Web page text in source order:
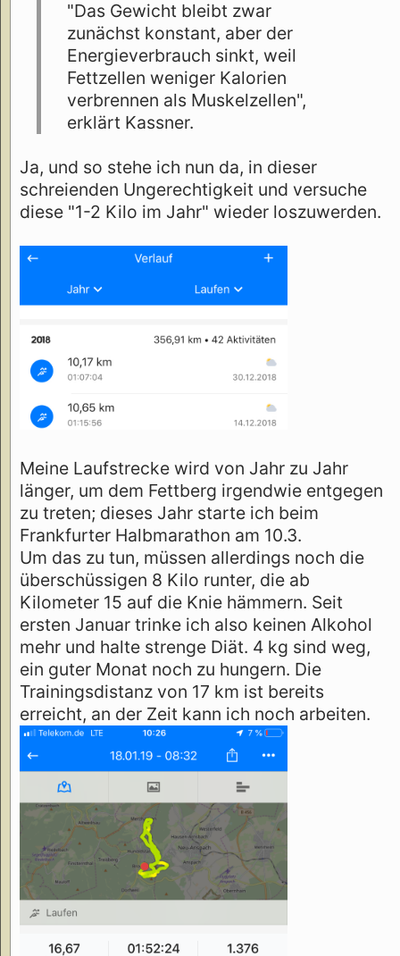
"Das Gewicht bleibt zwar
zunächst konstant, aber der
Energieverbrauch sinkt, weil
Fettzellen weniger Kalorien
verbrennen als Muskelzellen",
erklärt Kassner.
Ja, und so stehe ich nun da, in dieser
schreienden Ungerechtigkeit und versuche
diese "1-2 Kilo im Jahr" wieder loszuwerden.
Meine Laufstrecke wird von Jahr zu Jahr
länger, um dem Fettberg irgendwie entgegen
zu treten; dieses Jahr starte ich beim
Frankfurter Halbmarathon am 10.3.
Um das zu tun, müssen allerdings noch die
überschüssigen 8 Kilo runter, die ab
Kilometer 15 auf die Knie hämmern. Seit
ersten Januar trinke ich also keinen Alkohol
mehr und halte strenge Diät. 4 kg sind weg,
ein guter Monat noch zu hungern. Die
Trainingsdistanz von 17 km ist bereits
erreicht, an der Zeit kann ich noch arbeiten.